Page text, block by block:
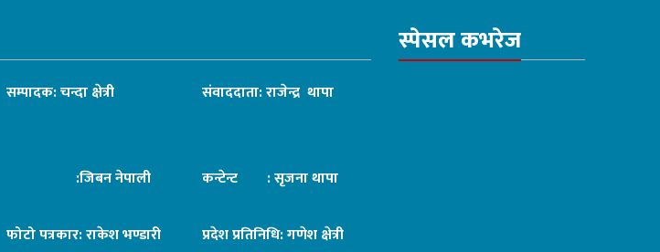
सम्पादक: चन्दा क्षेत्री संवाददाता: राजेन्द्र थापा
:जिबन नेपाली कन्टेन्ट : सृजना थापा
फोटो पत्रकार: राकेश भण्डारी प्रदेश प्रतिनिधि: गणेश क्षेत्री
स्पेसल कभरेज